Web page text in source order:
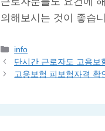
의해보시는 것이 좋습
Categories
info
단시간 근로자도 고용보
고용보험 피보험자격 확